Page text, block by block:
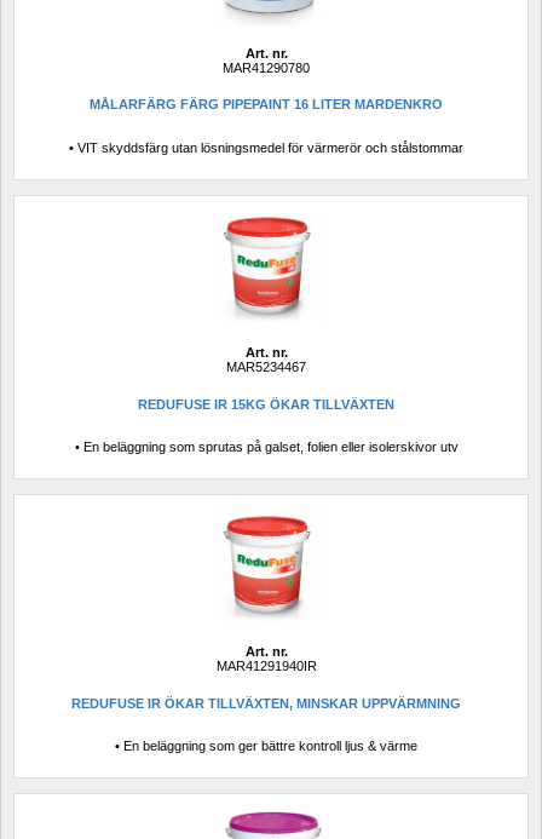
Art. nr.
MAR41290780
MÅLARFÄRG FÄRG PIPEPAINT 16 LITER MARDENKRO
• VIT skyddsfärg utan lösningsmedel för värmerör och stålstommar
Art. nr.
MAR5234467
REDUFUSE IR 15KG ÖKAR TILLVÄXTEN
• En beläggning som sprutas på galset, folien eller isolerskivor utv
Art. nr.
MAR41291940IR
REDUFUSE IR ÖKAR TILLVÄXTEN, MINSKAR UPPVÄRMNING
• En beläggning som ger bättre kontroll ljus & värme